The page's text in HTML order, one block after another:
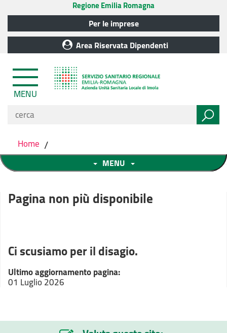
Regione Emilia Romagna
Per le imprese
Area Riservata Dipendenti
MENU
Home /
MENU
Pagina non più disponibile
Ci scusiamo per il disagio.
Ultimo aggiornamento pagina:
01 Luglio 2026